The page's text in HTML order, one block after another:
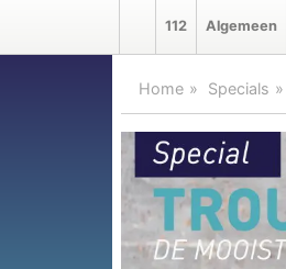
112 Algemeen
Home Specials